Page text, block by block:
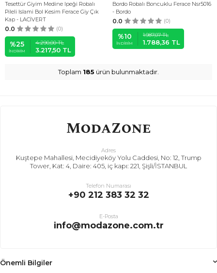
Tesettür Giyim Medine Ipeği Robalı
Pileli Islami Bol Kesim Ferace Giy Çık
Kap - LACİVERT
0.0 (0)
%25
İNDIRIM
4.290,00TL
3.217,50 TL
Bordo Robalı Boncuklu Ferace Nsr5016
- Bordo
0.0 (0)
%10
İNDIRIM
1.987,07TL
1.788,36 TL
Toplam 185 ürün bulunmaktadır.
Adres
Kuştepe Mahallesi, Mecidiyeköy Yolu Caddesi, No: 12, Trump
Tower, Kat: 4, Daire: 405, iç kapı: 221, Şişli/İSTANBUL
Telefon Numarası
+90 212 383 32 32
E-Posta
info@modazone.com.tr
Önemli Bilgiler